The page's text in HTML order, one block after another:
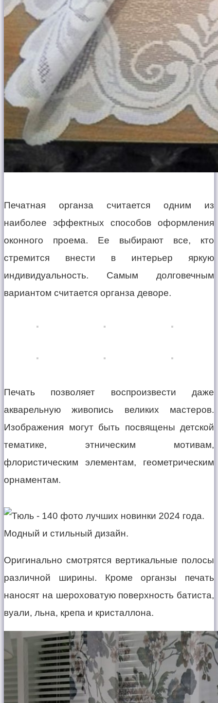
Печатная органза считается одним из
наиболее эффектных способов оформления
оконного проема. Ее выбирают все, кто
стремится внести в интерьер яркую
индивидуальность. Самым долговечным
вариантом считается органза деворе.
Печать позволяет воспроизвести даже
акварельную живопись великих мастеров.
Изображения могут быть посвящены детской
тематике, этническим мотивам,
флористическим элементам, геометрическим
орнаментам.
Оригинально смотрятся вертикальные полосы
различной ширины. Кроме органзы печать
наносят на шероховатую поверхность батиста,
вуали, льна, крепа и кристаллона.